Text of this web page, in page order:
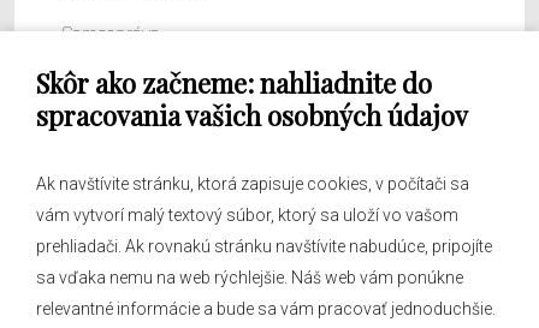
Skôr ako začneme: nahliadnite do
spracovania vašich osobných údajov
Ak navštívite stránku, ktorá zapisuje cookies, v počítači sa
vám vytvorí malý textový súbor, ktorý sa uloží vo vašom
prehliadači. Ak rovnakú stránku navštívite nabudúce, pripojíte
sa vďaka nemu na web rýchlejšie. Náš web vám ponúkne
relevantné informácie a bude sa vám pracovať jednoduchšie.
Samospráva
Obecný úrad
O obci
Hlásenia obecného rozhlasu